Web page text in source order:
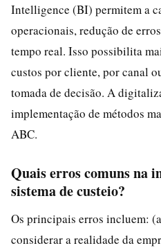
Intelligence (BI) permitem a
operacionais, redução de
tempo real. Isso possibilita
custos por cliente, por canal
tomada de decisão. A
implementação de métodos
ABC.
Quais erros comuns na
sistema de custeio?
Os principais erros incluem:
considerar a realidade da